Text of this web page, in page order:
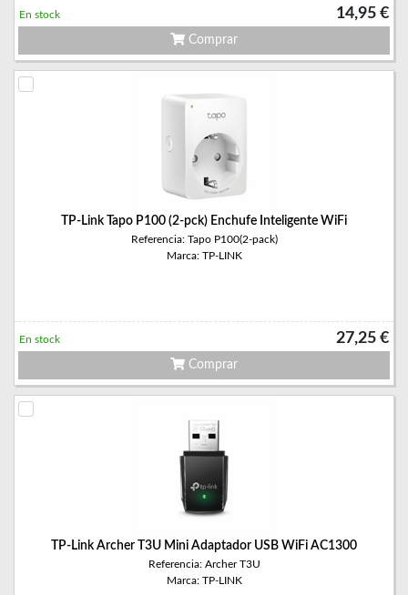
14,95 €
En stock
Comprar
TP-Link Tapo P100 (2-pck) Enchufe Inteligente WiFi
Referencia: Tapo P100(2-pack)
Marca: TP-LINK
27,25 €
En stock
Comprar
TP-Link Archer T3U Mini Adaptador USB WiFi AC1300
Referencia: Archer T3U
Marca: TP-LINK